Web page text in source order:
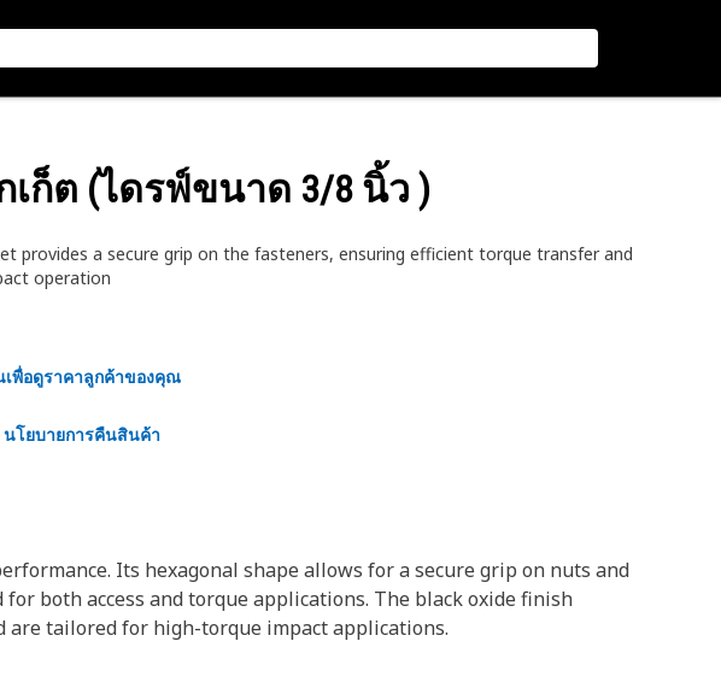
เก็ต (ไดรฟ์ขนาด 3/8 นิ้ว )
provides a secure grip on the fasteners, ensuring efficient torque transfer and
operation
เพื่อดูราคาลูกค้าของคุณ
นโยบายการคืนสินค้า
Its hexagonal shape allows for a secure grip on nuts and
both access and torque applications. The black oxide finish
are tailored for high-torque impact applications.